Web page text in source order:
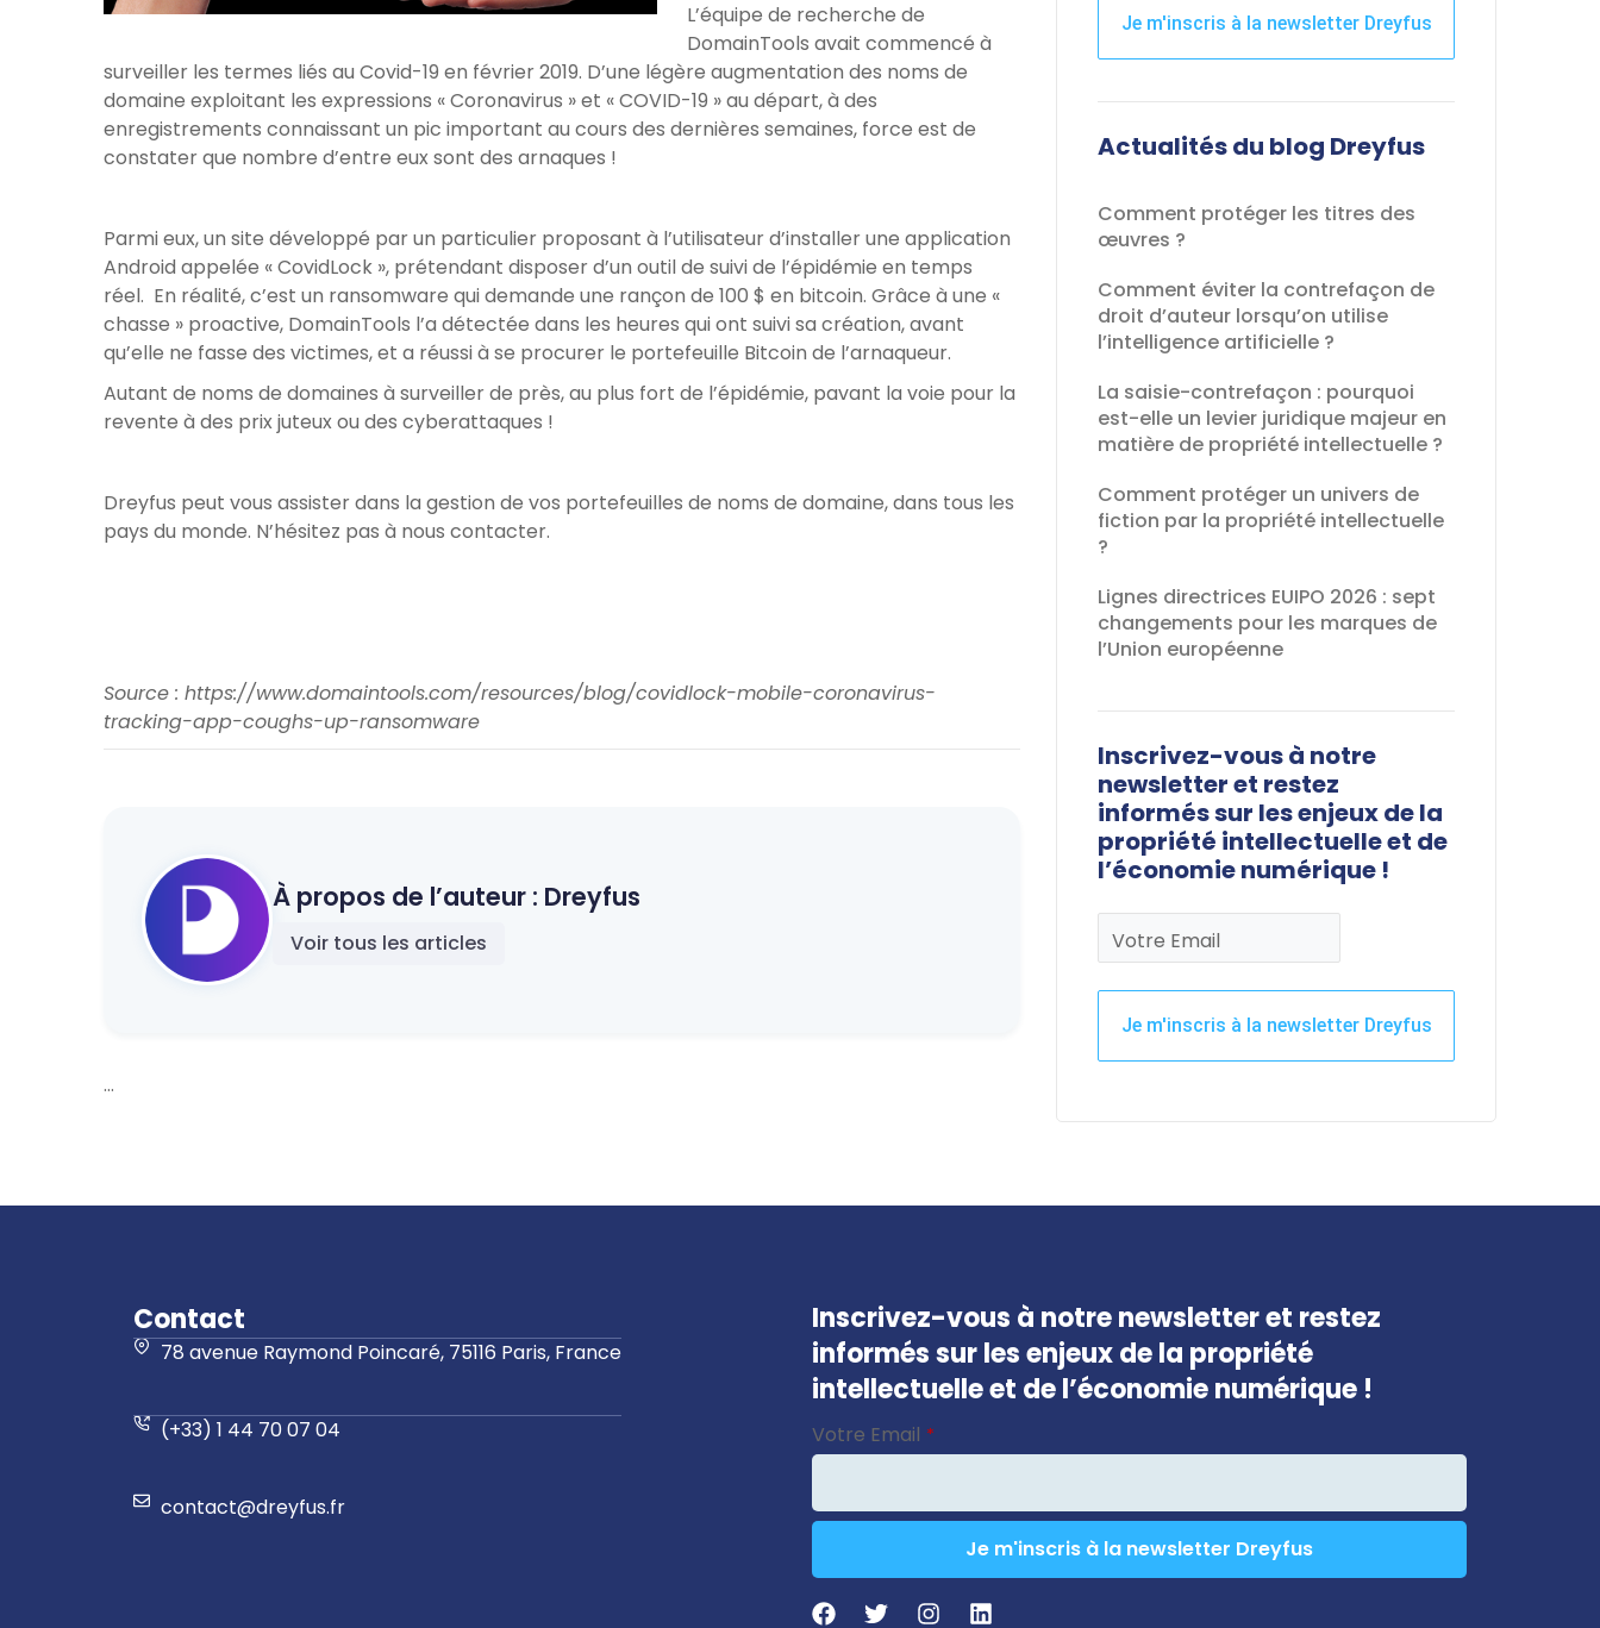
L’équipe de recherche de
DomainTools avait commencé à
surveiller les termes liés au Covid-19 en février 2019. D’une légère augmentation des noms de
domaine exploitant les expressions « Coronavirus » et « COVID-19 » au départ, à des
enregistrements connaissant un pic important au cours des dernières semaines, force est de
constater que nombre d’entre eux sont des arnaques !
Parmi eux, un site développé par un particulier proposant à l’utilisateur d’installer une application
Android appelée « CovidLock », prétendant disposer d’un outil de suivi de l’épidémie en temps
réel. En réalité, c’est un ransomware qui demande une rançon de 100 $ en bitcoin. Grâce à une «
chasse » proactive, DomainTools l’a détectée dans les heures qui ont suivi sa création, avant
qu’elle ne fasse des victimes, et a réussi à se procurer le portefeuille Bitcoin de l’arnaqueur.
Autant de noms de domaines à surveiller de près, au plus fort de l’épidémie, pavant la voie pour la
revente à des prix juteux ou des cyberattaques !
Dreyfus peut vous assister dans la gestion de vos portefeuilles de noms de domaine, dans tous les
pays du monde. N’hésitez pas à nous contacter.
Source : https://www.domaintools.com/resources/blog/covidlock-mobile-coronavirus-
tracking-app-coughs-up-ransomware
À propos de l’auteur : Dreyfus
Voir tous les articles
...
Je m'inscris à la newsletter Dreyfus
champ
devrait
vide
Actualités du blog Dreyfus
Comment protéger les titres des
œuvres ?
Comment éviter la contrefaçon de
droit d’auteur lorsqu’on utilise
l’intelligence artificielle ?
La saisie-contrefaçon : pourquoi
est-elle un levier juridique majeur en
matière de propriété intellectuelle ?
Comment protéger un univers de
fiction par la propriété intellectuelle
?
Lignes directrices EUIPO 2026 : sept
changements pour les marques de
l’Union européenne
Inscrivez-vous à notre
newsletter et restez
informés sur les enjeux de la
propriété intellectuelle et de
l’économie numérique !
Votre Email
Je m'inscris à la newsletter Dreyfus
Contact
78 avenue Raymond Poincaré, 75116 Paris, France
(+33) 1 44 70 07 04
contact@dreyfus.fr
Inscrivez-vous à notre newsletter et restez
informés sur les enjeux de la propriété
intellectuelle et de l’économie numérique !
Email
Address *
Votre Email *
Je m'inscris à la newsletter Dreyfus